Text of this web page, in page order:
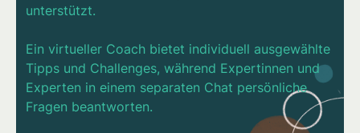
unterstützt.
Ein virtueller Coach bietet individuell ausgewählte
Tipps und Challenges, während Expertinnen und
Experten in einem separaten Chat persönliche
Fragen beantworten.